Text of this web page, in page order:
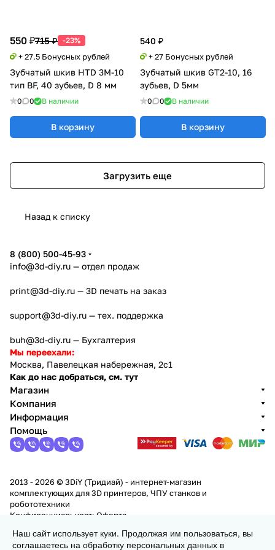
550 ₽715 ₽ -23%
+ 27.5 Бонусных рублей
Зубчатый шкив HTD 3M-10
тип BF, 40 зубьев, D 8 мм
0 0 В наличии
В корзину
540 ₽
+ 27 Бонусных рублей
Зубчатый шкив GT2-10, 16
зубьев, D 5мм
0 0 В наличии
В корзину
Загрузить еще
Назад к списку
В корзину
8 (800) 500-45-93
info@3d-diy.ru — отдел продаж
print@3d-diy.ru — 3D печать на заказ
support@3d-diy.ru — тех. поддержка
buh@3d-diy.ru — Бухгалтерия
Мы переехали:
Москва, Павелецкая набережная, 2с1
Как до нас добраться, см. тут
Магазин
Компания
Информация
Помощь
2013 - 2026 © 3DiY (Тридиай) - интернет-магазин
комплектующих для 3D принтеров, ЧПУ станков и
робототехники
Конфиденциальность Оферта
Наш сайт использует куки. Продолжая им пользоваться, вы
соглашаетесь на обработку персональных данных в